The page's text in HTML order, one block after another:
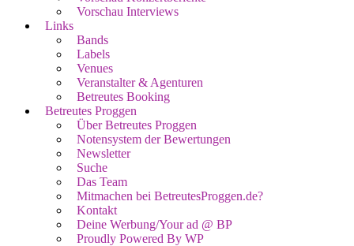
Vorschau Interviews
Links
Bands
Labels
Venues
Veranstalter & Agenturen
Betreutes Booking
Betreutes Proggen
Über Betreutes Proggen
Notensystem der Bewertungen
Newsletter
Suche
Das Team
Mitmachen bei BetreutesProggen.de?
Kontakt
Deine Werbung/Your ad @ BP
Proudly Powered By WP